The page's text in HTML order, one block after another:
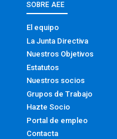
SOBRE AEE
El equipo
La Junta Directiva
Nuestros Objetivos
Estatutos
Nuestros socios
Grupos de Trabajo
Hazte Socio
Portal de empleo
Contacta